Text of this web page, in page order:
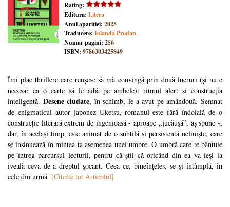
Rating:
Editura: Litera
Anul aparitiei: 2025
Traducere: Iolanda Prodan
Numar pagini: 256
ISBN: 9786303425849
Îmi plac thrillere care reușesc să mă convingă prin două lucruri (și nu e
necesar ca o carte să le aibă pe ambele): ritmul alert și construcția
inteligentă. Desene ciudate, în schimb, le-a avut pe amândouă. Semnat
de enigmaticul autor japonez Uketsu, romanul este fără îndoială de o
construcție literară extrem de ingenioasă - aproape „jucăușă”, aș spune -,
dar, în același timp, este animat de o subtilă și persistentă neliniște, care
se insinuează în mintea ta asemenea unei umbre. O umbră care te bântuie
pe întreg parcursul lecturii, pentru că știi că oricând din ea va ieși la
iveală ceva de-a dreptul șocant. Ceea ce, bineînțeles, se și întâmplă, în
cele din urmă. [Citeste tot Articolul]